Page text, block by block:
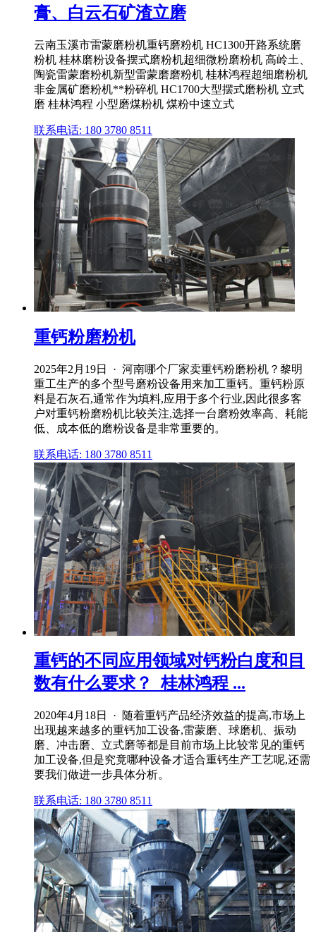
膏、白云石矿渣立磨
云南玉溪市雷蒙磨粉机重钙磨粉机 HC1300开路系统磨
粉机 桂林磨粉设备摆式磨粉机超细微粉磨粉机 高岭土、
陶瓷雷蒙磨粉机新型雷蒙磨磨粉机 桂林鸿程超细磨粉机
非金属矿磨粉机**粉碎机 HC1700大型摆式磨粉机 立式
磨 桂林鸿程 小型磨煤粉机 煤粉中速立式
联系电话: 180 3780 8511
重钙粉磨粉机
2025年2月19日 · 河南哪个厂家卖重钙粉磨粉机？黎明
重工生产的多个型号磨粉设备用来加工重钙。重钙粉原
料是石灰石,通常作为填料,应用于多个行业,因此很多客
户对重钙粉磨粉机比较关注,选择一台磨粉效率高、耗能
低、成本低的磨粉设备是非常重要的。
联系电话: 180 3780 8511
重钙的不同应用领域对钙粉白度和目
数有什么要求？_桂林鸿程 ...
2020年4月18日 · 随着重钙产品经济效益的提高,市场上
出现越来越多的重钙加工设备,雷蒙磨、球磨机、振动
磨、冲击磨、立式磨等都是目前市场上比较常见的重钙
加工设备,但是究竟哪种设备才适合重钙生产工艺呢,还需
要我们做进一步具体分析。
联系电话: 180 3780 8511